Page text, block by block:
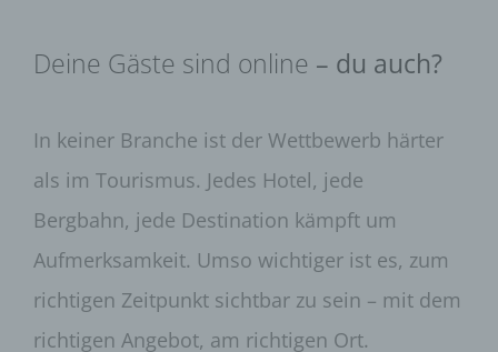
Deine Gäste sind online – du auch?
In keiner Branche ist der Wettbewerb härter
als im Tourismus. Jedes Hotel, jede
Bergbahn, jede Destination kämpft um
Aufmerksamkeit. Umso wichtiger ist es, zum
richtigen Zeitpunkt sichtbar zu sein – mit dem
richtigen Angebot, am richtigen Ort.